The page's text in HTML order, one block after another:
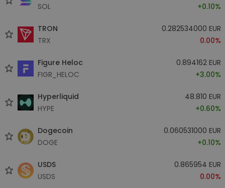
SOL
+0.10%
TRON
TRX
0.282534000 EUR
0.00%
Figure Heloc
FIGR_HELOC
0.894162 EUR
+3.00%
Hyperliquid
HYPE
48.810 EUR
+0.60%
Dogecoin
DOGE
0.060531000 EUR
+0.10%
USDS
USDS
0.865954 EUR
0.00%